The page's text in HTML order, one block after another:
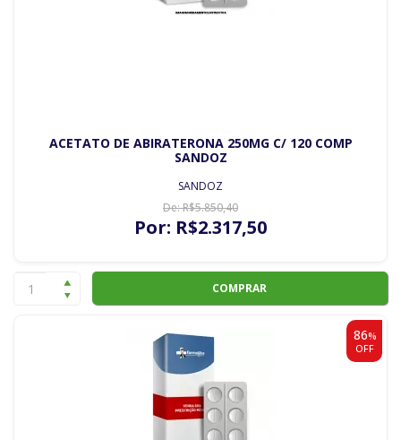
ACETATO DE ABIRATERONA 250MG C/ 120 COMP
SANDOZ
SANDOZ
De:R$5.850,40
Por: R$2.317,50
COMPRAR
86%
OFF